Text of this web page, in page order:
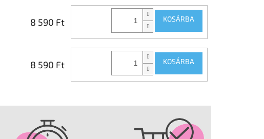
8 590 Ft KOSÁRBA
8 590 Ft KOSÁRBA